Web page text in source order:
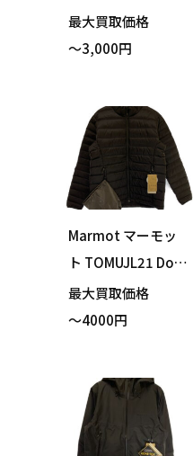
ス TOMPJK02BB シ
ョートワイドモッ
ーキ Sサイズ 買い
取りました！
最大買取価格
～3,000円
Marmot マーモッ
ト TOMUJL21 Dou
ce Down Jacket デ
ュース ダウンジャ
買い取りました！
最大買取価格
～4000円